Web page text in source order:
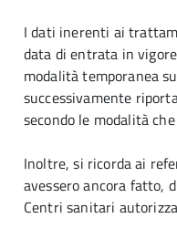
I dati inerenti ai
data di entrata in
modalità temporanea
successivamente
secondo le modalità
Inoltre, si ricorda ai
avessero ancora fatto,
Centri sanitari